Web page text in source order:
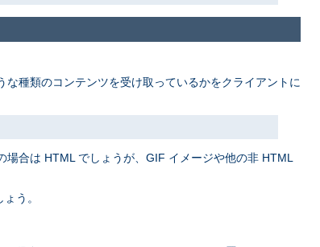
種類のコンテンツを受け取っているかをクライアントに
合は HTML でしょうが、GIF イメージや他の非 HTML
う。